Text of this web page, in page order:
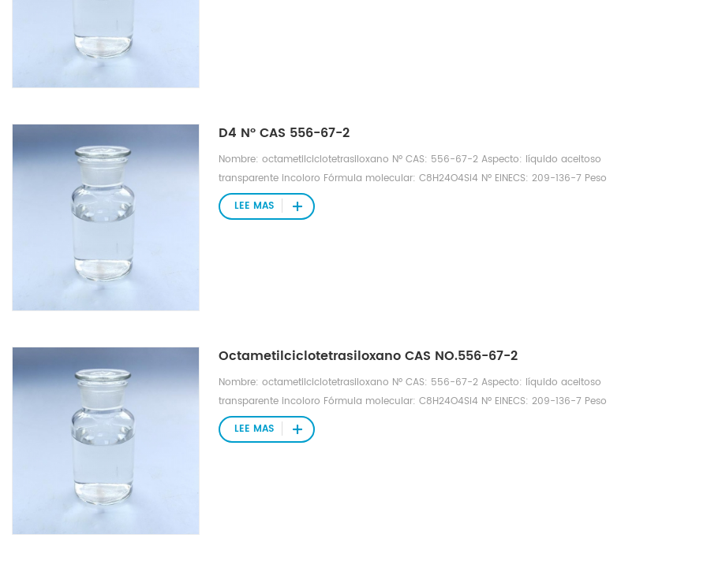
D4 N° CAS 556-67-2
Nombre: octametilciclotetrasiloxano Nº CAS: 556-67-2 Aspecto: líquido aceitoso
transparente incoloro Fórmula molecular: C8H24O4Si4 Nº EINECS: 209-136-7 Peso
molecular: 296,6158 Densidad: (25 ℃, g/cm3): 0,9558 Punto de fusión: 17,6 °C, punto
de ebullición 175,8 °C Índice de refracción (25 ℃): 1,3960~1,3970 Punto de ebullición:
LEE MAS
Octametilciclotetrasiloxano CAS NO.556-67-2
Nombre: octametilciclotetrasiloxano Nº CAS: 556-67-2 Aspecto: líquido aceitoso
transparente incoloro Fórmula molecular: C8H24O4Si4 Nº EINECS: 209-136-7 Peso
molecular: 296,6158 Densidad: (25 ℃, g/cm3): 0,9558 Punto de fusión: 17,6 °C, punto
de ebullición 175,8 °C Índice de refracción (25 ℃): 1,3960~1,3970 Punto de ebullición:
LEE MAS